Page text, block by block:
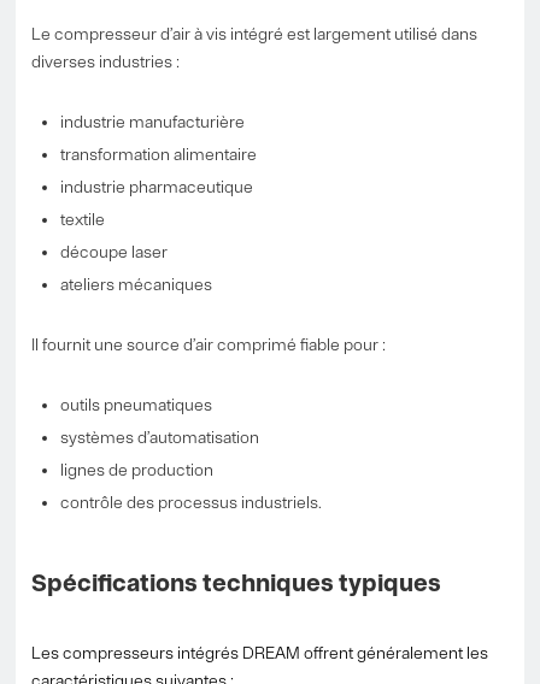
Le compresseur d’air à vis intégré est largement utilisé dans
diverses industries :
industrie manufacturière
transformation alimentaire
industrie pharmaceutique
textile
découpe laser
ateliers mécaniques
Il fournit une source d’air comprimé fiable pour :
outils pneumatiques
systèmes d’automatisation
lignes de production
contrôle des processus industriels.
Spécifications techniques typiques
Les compresseurs intégrés DREAM offrent généralement les